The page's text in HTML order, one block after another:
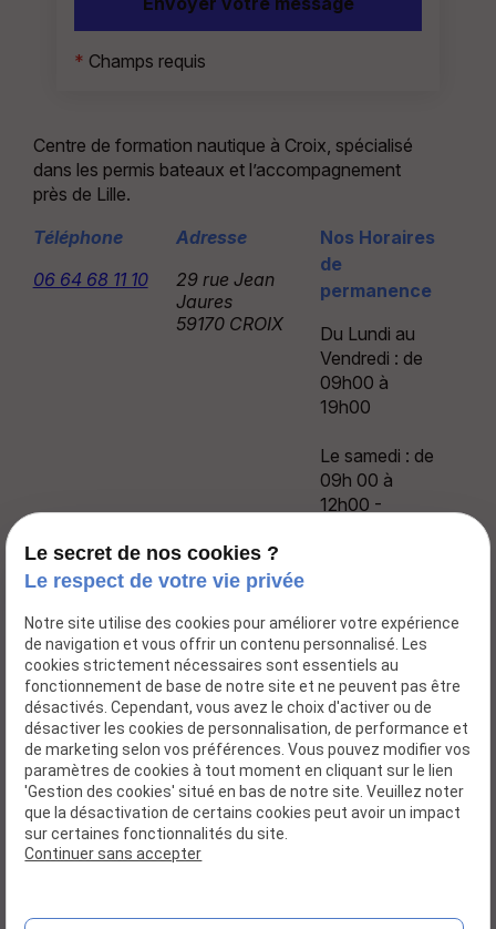
* Champs requis
Centre de formation nautique à Croix, spécialisé
dans les permis bateaux et l’accompagnement
près de Lille.
Téléphone
06 64 68 11 10
Adresse
29 rue Jean
Jaures
59170 CROIX
Nos Horaires
de
permanence
Du Lundi au
Vendredi : de
09h00 à
19h00
Le samedi : de
09h 00 à
12h00 -
Accueil
Actualités
Dossier d'inscription
Galerie photos
Contact
Le secret de nos cookies ?
Le respect de votre vie privée
Notre site utilise des cookies pour améliorer votre expérience
de navigation et vous offrir un contenu personnalisé. Les
cookies strictement nécessaires sont essentiels au
fonctionnement de base de notre site et ne peuvent pas être
désactivés. Cependant, vous avez le choix d'activer ou de
désactiver les cookies de personnalisation, de performance et
de marketing selon vos préférences. Vous pouvez modifier vos
paramètres de cookies à tout moment en cliquant sur le lien
'Gestion des cookies' situé en bas de notre site. Veuillez noter
que la désactivation de certains cookies peut avoir un impact
sur certaines fonctionnalités du site.
Continuer sans accepter